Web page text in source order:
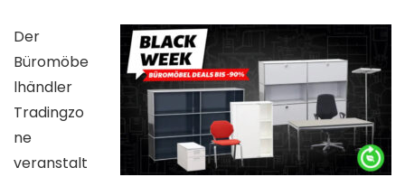
Der
Büromöbe
lhändler
Tradingzo
ne
veranstalt